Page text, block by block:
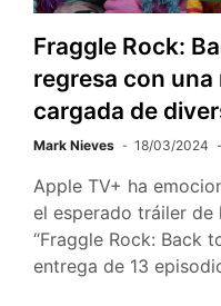
Fraggle Rock:
regresa con
cargada de
Mark Nieves 18/03/2024
Apple TV+ ha
el esperado tráiler de
“Fraggle Rock: Back
entrega de 13